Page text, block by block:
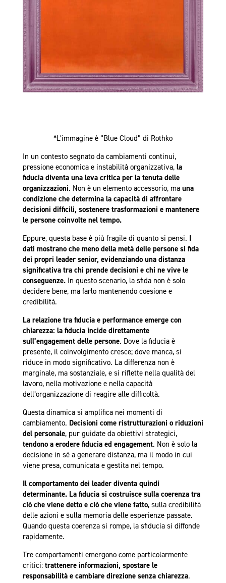
*L’immagine è “Blue Cloud” di Rothko
In un contesto segnato da cambiamenti continui,
pressione economica e instabilità organizzativa, la
fiducia diventa una leva critica per la tenuta delle
organizzazioni. Non è un elemento accessorio, ma una
condizione che determina la capacità di affrontare
decisioni difficili, sostenere trasformazioni e mantenere
le persone coinvolte nel tempo.
Eppure, questa base è più fragile di quanto si pensi. I
dati mostrano che meno della metà delle persone si fida
dei propri leader senior, evidenziando una distanza
significativa tra chi prende decisioni e chi ne vive le
conseguenze.In questo scenario, la sfida non è solo
decidere bene, ma farlo mantenendo coesione e
credibilità.
La relazione tra fiducia e performance emerge con
chiarezza: la fiducia incide direttamente
sull’engagement delle persone. Dove la fiducia è
presente, il coinvolgimento cresce; dove manca, si
riduce in modo significativo. La differenza non è
marginale, ma sostanziale, e si riflette nella qualità del
lavoro, nella motivazione e nella capacità
dell’organizzazione di reagire alle difficoltà.
Questa dinamica si amplifica nei momenti di
cambiamento. Decisioni come ristrutturazioni o riduzioni
del personale, pur guidate da obiettivi strategici,
tendono a erodere fiducia ed engagement. Non è solo la
decisione in sé a generare distanza, ma il modo in cui
viene presa, comunicata e gestita nel tempo.
Il comportamento dei leader diventa quindi
determinante. La fiducia si costruisce sulla coerenza tra
ciò che viene detto e ciò che viene fatto, sulla credibilità
delle azioni e sulla memoria delle esperienze passate.
Quando questa coerenza si rompe, la sfiducia si diffonde
rapidamente.
Tre comportamenti emergono come particolarmente
critici: trattenere informazioni, spostare le
responsabilità e cambiare direzione senza chiarezza.